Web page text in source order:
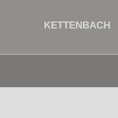
KETTENBACH